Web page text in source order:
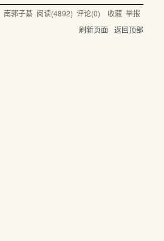
南郭子綦 阅读(4892) 评论(0) 收藏 举报
刷新页面
返回顶部